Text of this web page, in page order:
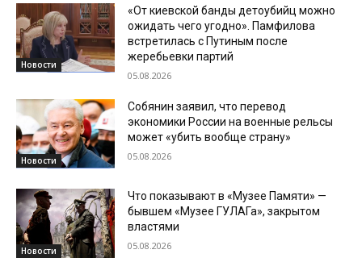
Новости
«От киевской банды детоубийц можно
ожидать чего угодно». Памфилова
встретилась с Путиным после
жеребьевки партий
05.08.2026
Новости
Собянин заявил, что перевод
экономики России на военные рельсы
может «убить вообще страну»
05.08.2026
Новости
Что показывают в «Музее Памяти» —
бывшем «Музее ГУЛАГа», закрытом
властями
05.08.2026